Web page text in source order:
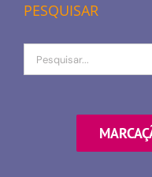
PESQUISAR
Procurar
por